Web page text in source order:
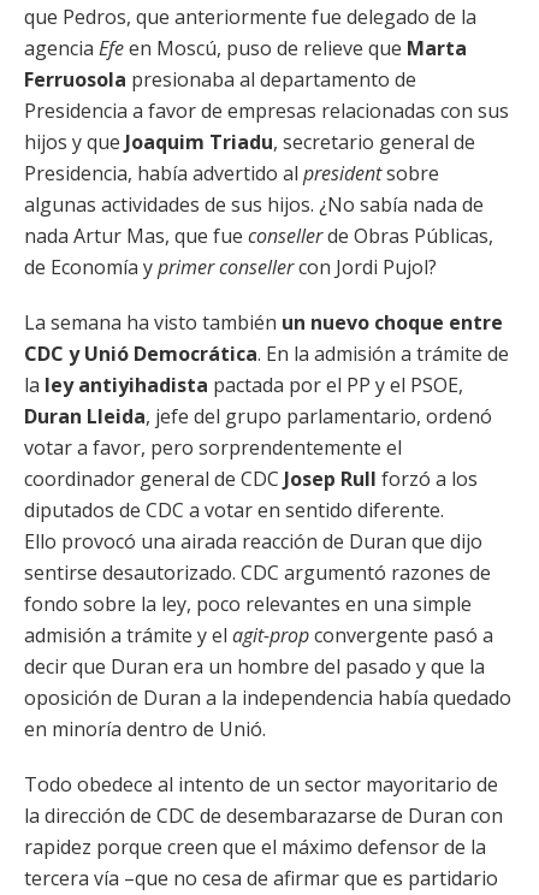
que Pedros, que anteriormente fue delegado de la
agencia Efeen Moscú, puso de relieve que Marta
Ferruosola presionaba al departamento de
Presidencia a favor de empresas relacionadas con sus
hijos y que Joaquim Triadu, secretario general de
Presidencia, había advertido al presidentsobre
algunas actividades de sus hijos. ¿No sabía nada de
nada Artur Mas, que fue consellerde Obras Públicas,
de Economía yprimer consellercon Jordi Pujol?
La semana ha visto también un nuevo choque entre
CDC y Unió Democrática. En la admisión a trámite de
la ley antiyihadista pactada por el PP y el PSOE,
Duran Lleida, jefe del grupo parlamentario, ordenó
votar a favor, pero sorprendentemente el
coordinador general de CDC Josep Rull forzó a los
diputados de CDC a votar en sentido diferente.
Ello provocó una airada reacción de Duran que dijo
sentirse desautorizado. CDC argumentó razones de
fondo sobre la ley, poco relevantes en una simple
admisión a trámite y el agit-propconvergente pasó a
decir que Duran era un hombre del pasado y que la
oposición de Duran a la independencia había quedado
en minoría dentro de Unió.
Todo obedece al intento de un sector mayoritario de
la dirección de CDC de desembarazarse de Duran con
rapidez porque creen que el máximo defensor de la
tercera vía –que no cesa de afirmar que es partidario